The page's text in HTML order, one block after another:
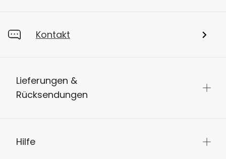
Kontakt
Lieferungen &
Rücksendungen
Hilfe